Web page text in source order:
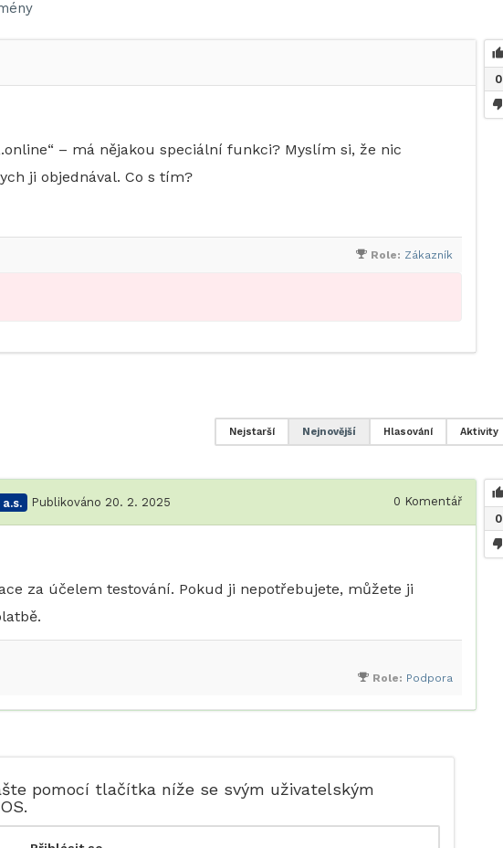
0
– má nějakou speciální funkci? Myslím si, že nic
ji objednával. Co s tím?
Role: Zákazník
Aktivity
Hlasování
Nejnovější
Nejstarší
0
Publikováno 20. 2. 2025 0 Komentář
za účelem testování. Pokud ji nepotřebujete, můžete ji
Role: Podpora
pomocí tlačítka níže se svým uživatelským